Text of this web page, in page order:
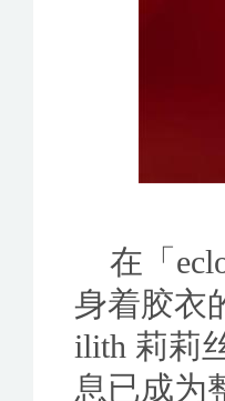
在「
身着胶衣
ilith 莉莉
息已成为